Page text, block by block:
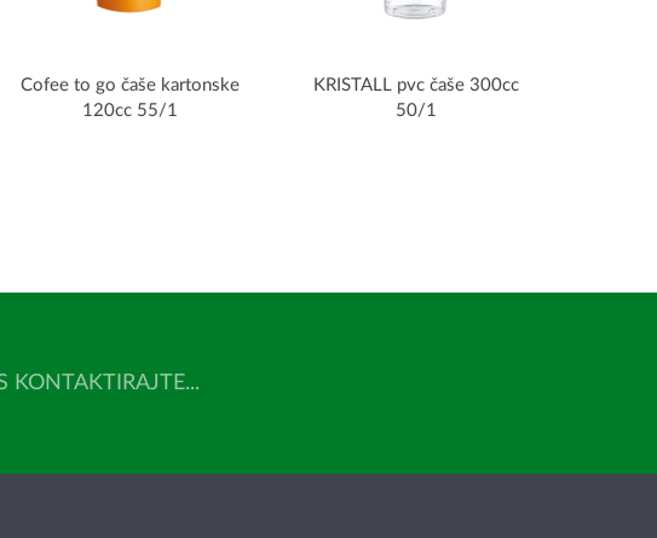
Cofee to go čaše kartonske
120cc 55/1
KRISTALL pvc čaše 300cc
50/1
KONTAKTIRAJTE...